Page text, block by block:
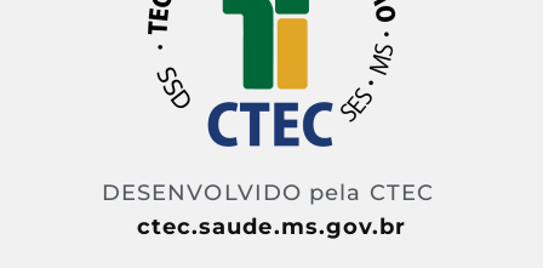
DESENVOLVIDO pela CTEC
ctec.saude.ms.gov.br